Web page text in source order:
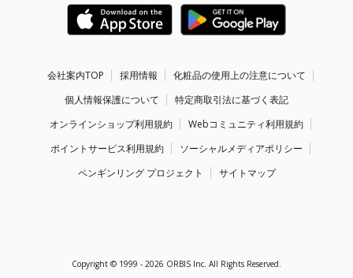
会社案内TOP 採用情報
化粧品の使用上の注意について
個人情報保護について
特定商取引法に基づく表記
オンラインショップ利用規約
Webコミュニティ利用規約
ポイントサービス利用規約
ソーシャルメディアポリシー
ペンギンリング プロジェクト
サイトマップ
Copyright © 1999 - 2026 ORBIS Inc. All Rights Reserved.